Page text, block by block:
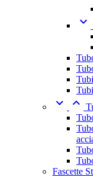

 
Fascette